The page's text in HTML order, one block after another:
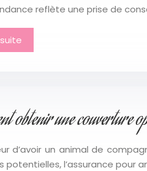
reflète une prise de
obtenir une couverture
d’avoir un animal de
potentielles, l’assurance pour